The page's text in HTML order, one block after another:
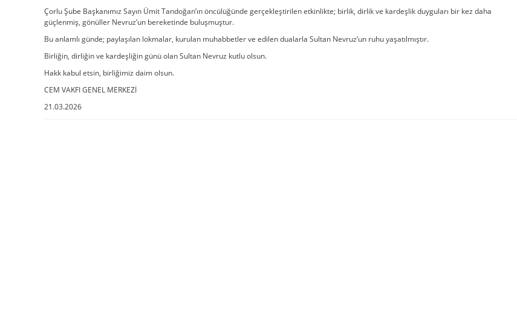
Çorlu Şube Başkanımız Sayın Ümit Tandoğan’ın öncülüğünde gerçekleştirilen etkinlikte; birlik, dirlik ve kardeşlik duyguları bir kez daha
güçlenmiş, gönüller Nevruz’un bereketinde buluşmuştur.
Bu anlamlı günde; paylaşılan lokmalar, kurulan muhabbetler ve edilen dualarla Sultan Nevruz’un ruhu yaşatılmıştır.
Birliğin, dirliğin ve kardeşliğin günü olan Sultan Nevruz kutlu olsun.
Hakk kabul etsin, birliğimiz daim olsun.
CEM VAKFI GENEL MERKEZİ
21.03.2026